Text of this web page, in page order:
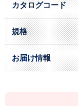
カタログコード
規格
お届け情報